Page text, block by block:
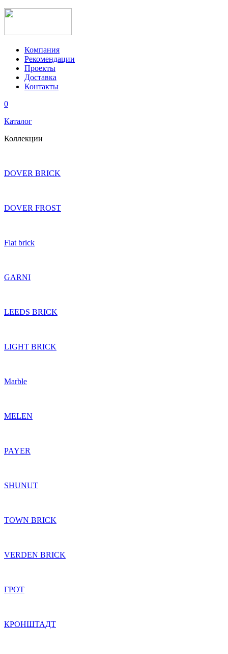
Компания
Рекомендации
Проекты
Доставка
Контакты
0
Каталог
Коллекции
DOVER BRICK
DOVER FROST
Flat brick
GARNI
LEEDS BRICK
LIGHT BRICK
Marble
MELEN
PAYER
SHUNUT
TOWN BRICK
VERDEN BRICK
ГРОТ
КРОНШТАДТ